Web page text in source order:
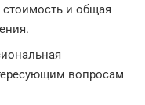
стоимость и общая
вопросам